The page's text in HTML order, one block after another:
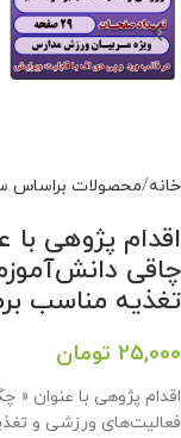
خانه محصولات براساس
اقدام پژوهی
چاقی
تغذیه مناسب
25,000 تومان
اقدام پژوهی با عنوان «
فعالیت‌های ورزشی و